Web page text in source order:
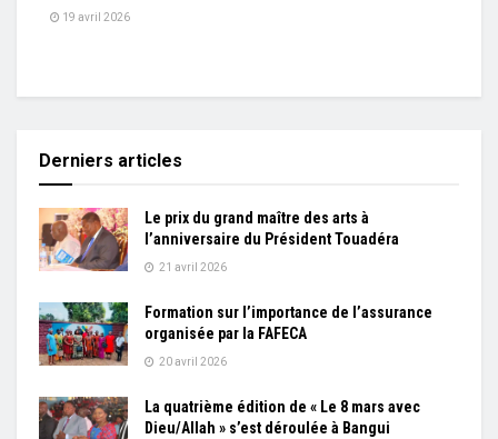
19 avril 2026
Derniers articles
Le prix du grand maître des arts à
l’anniversaire du Président Touadéra
21 avril 2026
Formation sur l’importance de l’assurance
organisée par la FAFECA
20 avril 2026
La quatrième édition de « Le 8 mars avec
Dieu/Allah » s’est déroulée à Bangui